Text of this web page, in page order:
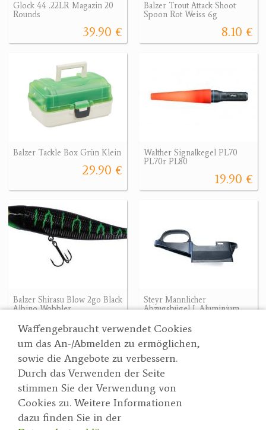
Waffengebraucht verwendet Cookies
um das An-/Abmelden zu ermöglichen,
sowie die Angebote zu verbessern.
Durch das Verwenden der Seite
stimmen Sie der Verwendung von
Cookies zu. Weitere Informationen
dazu finden Sie in der
Glock 44 .22LR Magazin 20
Rounds
39.90 €
Balzer Trout Attack Shoot
Spoon Rot Weiss 6g
8.10 €
Balzer Tackle Box Grün Klein
29.90 €
Walther Signalkegel PL70
PL70r PL80
19.90 €
Balzer Shirasu Blow 2go Black
Albino Wobbler
10.90 €
Steyr Mannlicher
Abzugsbügel L Aluminium
Suche
Partner
AGBs
Datenschutzerklärung
Wertgarner 1820
Jagd & SporthandelsgmbH
Dr. Karl-Renner-Straße 48